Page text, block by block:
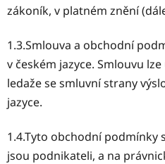
zákoník, v platném znění
1.3.Smlouva a obchodní
v českém jazyce. Smlouvu
ledaže se smluvní strany
jazyce.
1.4.Tyto obchodní podmínky
jsou podnikateli, a na